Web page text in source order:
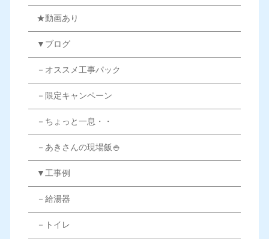
★動画あり
▼ブログ
－オススメ工事パック
－限定キャンペーン
－ちょっと一息・・
－あきさんの現場飯🍚
▼工事例
－給湯器
－トイレ